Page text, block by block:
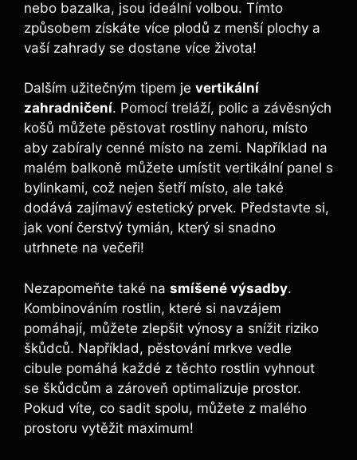
nebo bazalka, jsou ideální volbou. Tímto
způsobem získáte více plodů z menší plochy a
vaší zahrady se dostane více života!
Dalším užitečným tipem je vertikální
zahradničení. Pomocí treláží, polic a závěsných
košů můžete pěstovat rostliny nahoru, místo
aby zabíraly cenné místo na zemi. Například na
malém balkoně můžete umístit vertikální panel s
bylinkami, což nejen šetří místo, ale také
dodává zajímavý estetický prvek. Představte si,
jak voní čerstvý tymián, který si snadno
utrhnete na večeři!
Nezapomeňte také na smíšené výsadby.
Kombinováním rostlin, které si navzájem
pomáhají, můžete zlepšit výnosy a snížit riziko
škůdců. Například, pěstování mrkve vedle
cibule pomáhá každé z těchto rostlin vyhnout
se škůdcům a zároveň optimalizuje prostor.
Pokud víte, co sadit spolu, můžete z malého
prostoru vytěžit maximum!